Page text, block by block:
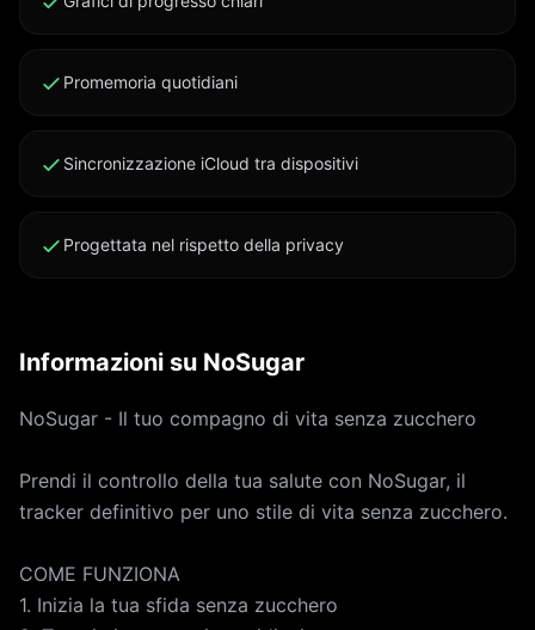
Promemoria quotidiani
Sincronizzazione iCloud tra dispositivi
Progettata nel rispetto della privacy
Informazioni su NoSugar
NoSugar - Il tuo compagno di vita senza zucchero
Prendi il controllo della tua salute con NoSugar, il
tracker definitivo per uno stile di vita senza zucchero.
COME FUNZIONA
1. Inizia la tua sfida senza zucchero